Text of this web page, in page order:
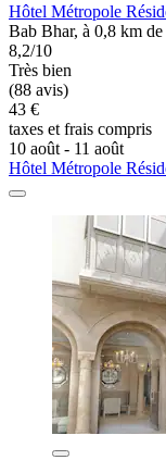
Hôtel Métropole
Bab Bhar, à 0,8 km
8,2/10
Très bien
(88 avis)
43 €
taxes et frais compris
10 août - 11 août
Hôtel Métropole